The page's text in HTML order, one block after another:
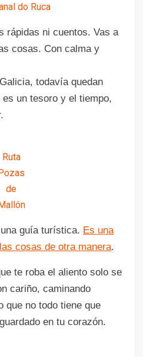
do Ruca
rápidas ni cuentos. Vas a
cosas. Con calma y
todavía quedan
un tesoro y el tiempo,
Ruta
de
guía turística. Es una
cosas de otra manera.
te roba el aliento solo se
cariño, caminando
que no todo tiene que
en tu corazón.